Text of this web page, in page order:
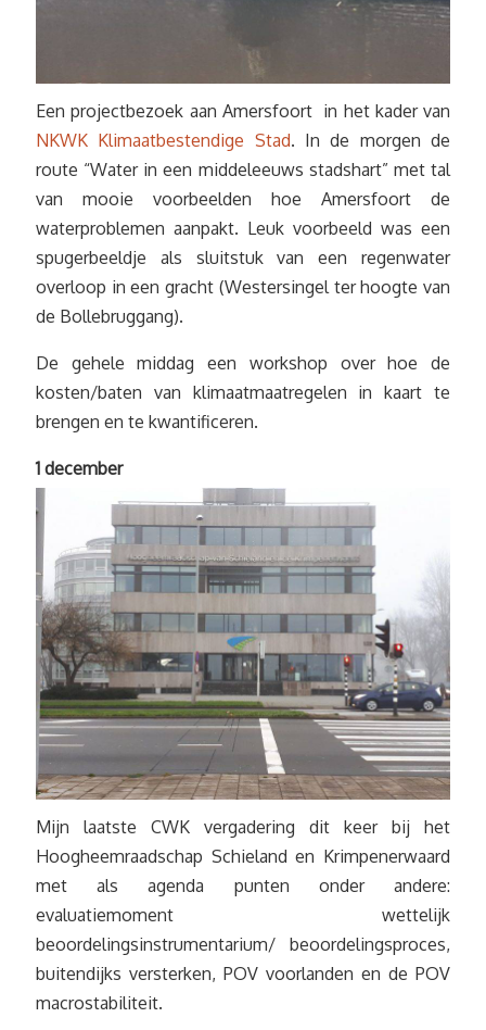
Een projectbezoek aan Amersfoort in het kader van
NKWK Klimaatbestendige Stad. In de morgen de
route “Water in een middeleeuws stadshart” met tal
van mooie voorbeelden hoe Amersfoort de
waterproblemen aanpakt. Leuk voorbeeld was een
spugerbeeldje als sluitstuk van een regenwater
overloop in een gracht (Westersingel ter hoogte van
de Bollebruggang).
De gehele middag een workshop over hoe de
kosten/baten van klimaatmaatregelen in kaart te
brengen en te kwantificeren.
1 december
Mijn laatste CWK vergadering dit keer bij het
Hoogheemraadschap Schieland en Krimpenerwaard
met als agenda punten onder andere:
evaluatiemoment wettelijk
beoordelingsinstrumentarium/ beoordelingsproces,
buitendijks versterken, POV voorlanden en de POV
macrostabiliteit.